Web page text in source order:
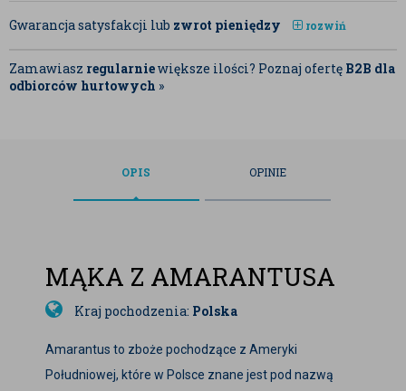
Gwarancja satysfakcji lub zwrot pieniędzy rozwiń
Zamawiasz regularniewiększe ilości? Poznaj ofertę B2B dla
odbiorców hurtowych »
OPIS OPINIE
MĄKA Z AMARANTUSA
Kraj pochodzenia: Polska
Amarantus to zboże pochodzące z Ameryki
Południowej, które w Polsce znane jest pod nazwą